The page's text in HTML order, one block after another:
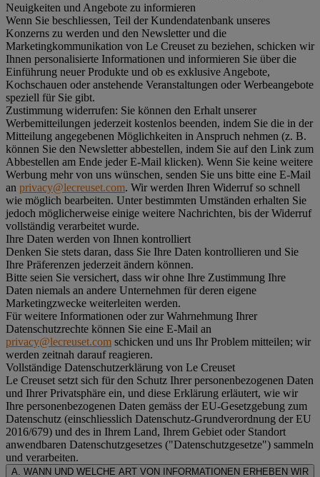
Neuigkeiten und Angebote zu informieren
Wenn Sie beschliessen, Teil der Kundendatenbank unseres
Konzerns zu werden und den Newsletter und die
Marketingkommunikation von Le Creuset zu beziehen, schicken wir
Ihnen personalisierte Informationen und informieren Sie über die
Einführung neuer Produkte und ob es exklusive Angebote,
Kochschauen oder anstehende Veranstaltungen oder Werbeangebote
speziell für Sie gibt.
Zustimmung widerrufen: Sie können den Erhalt unserer
Werbemitteilungen jederzeit kostenlos beenden, indem Sie die in der
Mitteilung angegebenen Möglichkeiten in Anspruch nehmen (z. B.
können Sie den Newsletter abbestellen, indem Sie auf den Link zum
Abbestellen am Ende jeder E-Mail klicken). Wenn Sie keine weitere
Werbung mehr von uns wünschen, senden Sie uns bitte eine E-Mail
an privacy@lecreuset.com. Wir werden Ihren Widerruf so schnell
wie möglich bearbeiten. Unter bestimmten Umständen erhalten Sie
jedoch möglicherweise einige weitere Nachrichten, bis der Widerruf
vollständig verarbeitet wurde.
Ihre Daten werden von Ihnen kontrolliert
Denken Sie stets daran, dass Sie Ihre Daten kontrollieren und Sie
Ihre Präferenzen jederzeit ändern können.
Bitte seien Sie versichert, dass wir ohne Ihre Zustimmung Ihre
Daten niemals an andere Unternehmen für deren eigene
Marketingzwecke weiterleiten werden.
Für weitere Informationen oder zur Wahrnehmung Ihrer
Datenschutzrechte können Sie eine E-Mail an
privacy@lecreuset.com schicken und uns Ihr Problem mitteilen; wir
werden zeitnah darauf reagieren.
Vollständige Datenschutzerklärung von Le Creuset
Le Creuset setzt sich für den Schutz Ihrer personenbezogenen Daten
und Ihrer Privatsphäre ein, und diese Erklärung erläutert, wie wir
Ihre personenbezogenen Daten gemäss der EU-Gesetzgebung zum
Datenschutz (einschliesslich Datenschutz-Grundverordnung der EU
2016/679) und des in Ihrem Land, Ihrem Gebiet oder Standort
anwendbaren Datenschutzgesetzes ("Datenschutzgesetze") sammeln
und verarbeiten.
A. WANN UND WELCHE ART VON INFORMATIONEN ERHEBEN WIR